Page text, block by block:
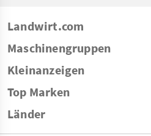
Landwirt.com
Maschinengruppen
Kleinanzeigen
Top Marken
Länder